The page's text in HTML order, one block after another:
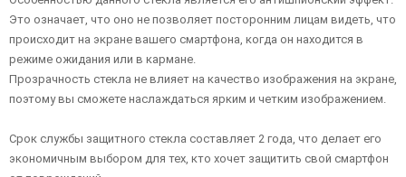
Это означает, что оно не позволяет посторонним лицам видеть, что
происходит на экране вашего смартфона, когда он находится в
режиме ожидания или в кармане.
Прозрачность стекла не влияет на качество изображения на экране,
поэтому вы сможете наслаждаться ярким и четким изображением.
Срок службы защитного стекла составляет 2 года, что делает его
экономичным выбором для тех, кто хочет защитить свой смартфон